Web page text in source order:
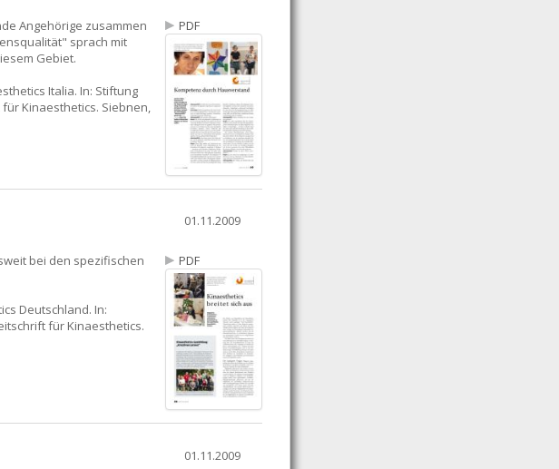
Angehörige zusammen
sprach mit
Gebiet.
Italia. In: Stiftung
Kinaesthetics. Siebnen,
PDF
01.11.2009
bei den spezifischen
Deutschland. In:
für Kinaesthetics.
PDF
01.11.2009